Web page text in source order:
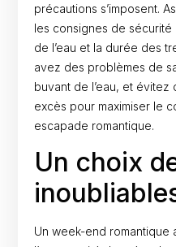
précautions s’imposent.
les consignes de
de l’eau et la durée des
avez des problèmes de
buvant de l’eau, et évitez
excès pour maximiser le
escapade romantique.
Un choix
Un week-end romantique